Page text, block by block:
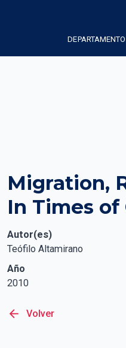
DEPARTAMENTO
Migration,
In Times of
Autor(es)
Teófilo Altamirano
Año
2010
arrow_back Volver